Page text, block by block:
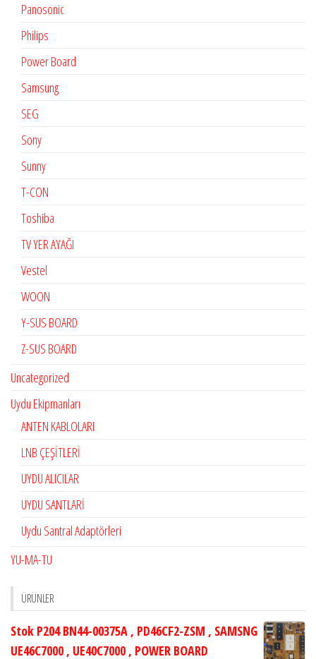
Panosonic
Philips
Power Board
Samsung
SEG
Sony
Sunny
T-CON
Toshiba
TV YER AYAĞI
Vestel
WOON
Y-SUS BOARD
Z-SUS BOARD
Uncategorized
Uydu Ekipmanları
ANTEN KABLOLARI
LNB ÇEŞİTLERİ
UYDU ALICILAR
UYDU SANTLARİ
Uydu Santral Adaptörleri
YU-MA-TU
ÜRÜNLER
Stok P204 BN44-00375A , PD46CF2-ZSM , SAMSNG
UE46C7000 , UE40C7000 , POWER BOARD